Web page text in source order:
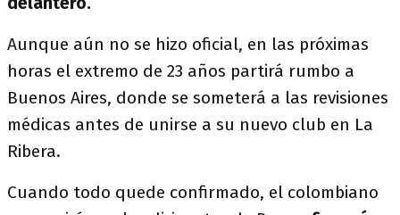
Aunque aún no se hizo oficial, en las próximas
horas el extremo de 23 años partirá rumbo a
Buenos Aires, donde se someterá a las revisiones
médicas antes de unirse a su nuevo club en La
Ribera.
Cuando todo quede confirmado, el colombiano